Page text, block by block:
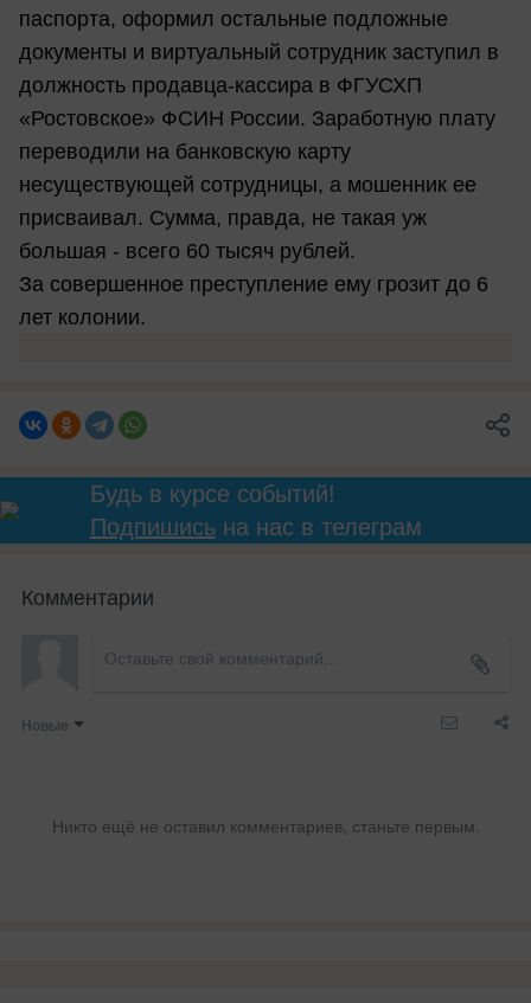
паспорта, оформил остальные подложные
документы и виртуальный сотрудник заступил в
должность продавца-кассира в ФГУСХП
«Ростовское» ФСИН России. Заработную плату
переводили на банковскую карту
несуществующей сотрудницы, а мошенник ее
присваивал. Сумма, правда, не такая уж
большая - всего 60 тысяч рублей.
За совершенное преступление ему грозит до 6
лет колонии.
Будь в курсе событий!
Подпишисьна нас в телеграм
Комментарии
Новые
Никто ещё не оставил комментариев, станьте первым.